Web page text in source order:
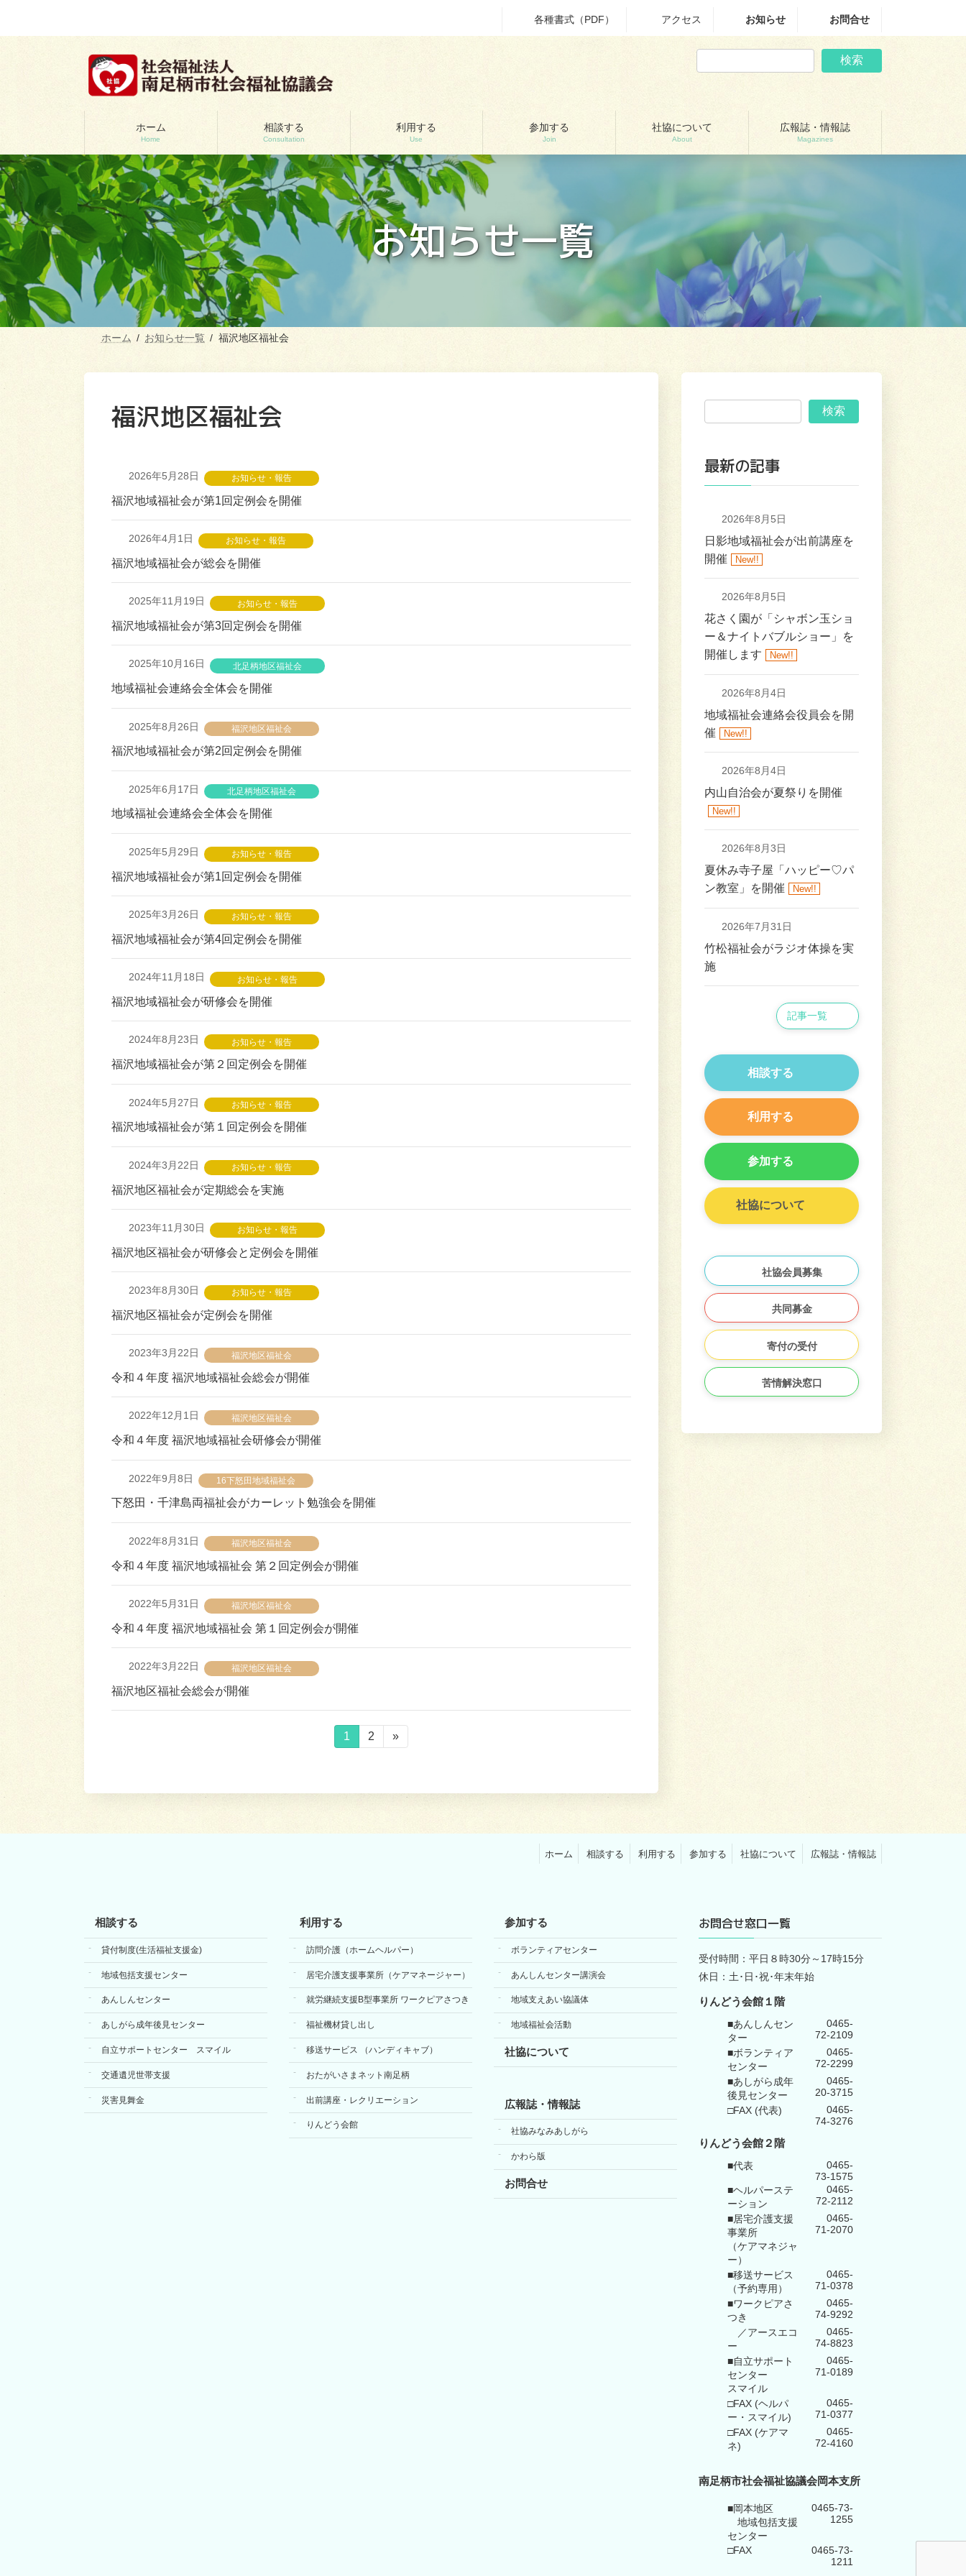
テ
ゲ
各種書式（PDF） アクセス お知らせ お問合せ
検索
ホーム
Home
相談する
Consultation
利用する
Use
参加する
Join
社協について
About
広報誌・情報誌
Magazines
お知らせ一覧
ホーム お知らせ一覧 福沢地区福祉会
福沢地区福祉会
2026年5月28日 お知らせ・報告
福沢地域福祉会が第1回定例会を開催
2026年4月1日 お知らせ・報告
福沢地域福祉会が総会を開催
2025年11月19日 お知らせ・報告
福沢地域福祉会が第3回定例会を開催
2025年10月16日 北足柄地区福祉会
地域福祉会連絡会全体会を開催
2025年8月26日 福沢地区福祉会
福沢地域福祉会が第2回定例会を開催
2025年6月17日 北足柄地区福祉会
地域福祉会連絡会全体会を開催
2025年5月29日 お知らせ・報告
福沢地域福祉会が第1回定例会を開催
2025年3月26日 お知らせ・報告
福沢地域福祉会が第4回定例会を開催
2024年11月18日 お知らせ・報告
福沢地域福祉会が研修会を開催
2024年8月23日 お知らせ・報告
福沢地域福祉会が第２回定例会を開催
2024年5月27日 お知らせ・報告
福沢地域福祉会が第１回定例会を開催
2024年3月22日 お知らせ・報告
福沢地区福祉会が定期総会を実施
2023年11月30日 お知らせ・報告
福沢地区福祉会が研修会と定例会を開催
2023年8月30日 お知らせ・報告
福沢地区福祉会が定例会を開催
2023年3月22日 福沢地区福祉会
令和４年度 福沢地域福祉会総会が開催
2022年12月1日 福沢地区福祉会
令和４年度 福沢地域福祉会研修会が開催
2022年9月8日 16下怒田地域福祉会
下怒田・千津島両福祉会がカーレット勉強会を開催
2022年8月31日 福沢地区福祉会
令和４年度 福沢地域福祉会 第２回定例会が開催
2022年5月31日 福沢地区福祉会
令和４年度 福沢地域福祉会 第１回定例会が開催
2022年3月22日 福沢地区福祉会
福沢地区福祉会総会が開催
ペ
ジ
送
り
固
定
ジ
1
固
定
ジ
2 »
検索
最新の記事
2026年8月5日
日影地域福祉会が出前講座を
開催
New!!
2026年8月5日
花さく園が「シャボン玉ショ
ー＆ナイトバブルショー」を
開催します
New!!
2026年8月4日
地域福祉会連絡会役員会を開
催
New!!
2026年8月4日
内山自治会が夏祭りを開催
New!!
2026年8月3日
夏休み寺子屋「ハッピー♡パ
ン教室」を開催
New!!
2026年7月31日
竹松福祉会がラジオ体操を実
施
記事一覧
相談する
利用する
参加する
社協について
社協会員募集
共同募金
寄付の受付
苦情解決窓口
ホーム 相談する 利用する 参加する 社協について 広報誌・情報誌
相談する
貸付制度(生活福祉支援金)
地域包括支援センター
あんしんセンター
あしがら成年後見センター
自立サポートセンター スマイル
交通遺児世帯支援
災害見舞金
利用する
訪問介護（ホームヘルパー）
居宅介護支援事業所（ケアマネージャー）
就労継続支援B型事業所 ワークピアさつき
福祉機材貸し出し
移送サービス （ハンディキャブ）
おたがいさまネット南足柄
出前講座・レクリエーション
りんどう会館
参加する
ボランティアセンター
あんしんセンター講演会
地域支えあい協議体
地域福祉会活動
社協について
広報誌・情報誌
社協みなみあしがら
かわら版
お問合せ
お問合せ窓口一覧
受付時間：平日８時30分～17時15分
休日：土･日･祝･年末年始
りんどう会館１階
■あんしんセン
ター
0465-
72-2109
■ボランティア
センター
0465-
72-2299
■あしがら成年
後見センター
0465-
20-3715
□FAX (代表)
0465-
74-3276
りんどう会館 ２階
■代表
0465-
73-1575
■ヘルパーステ
ーション
0465-
72-2112
■居宅介護支援
事業所
（ケアマネジャ
ー）
0465-
71-2070
■移送サービス
（予約専用）
0465-
71-0378
■ワークピアさ
つき
0465-
74-9292
／アースエコ
ー
0465-
74-8823
■自立サポート
センター
スマイル
0465-
71-0189
□FAX (ヘルパ
ー・スマイル)
0465-
71-0377
□FAX (ケアマ
ネ)
0465-
72-4160
南足柄市社会福祉協議会岡本支所
■岡本地区
地域包括支援
センター
0465-73-
1255
□FAX
0465-73-
1211